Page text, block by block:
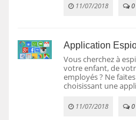
11/07/2018 0
Application
Vous cherchez à
votre enfant, de
employés ? Ne
choisissant une
11/07/2018 0